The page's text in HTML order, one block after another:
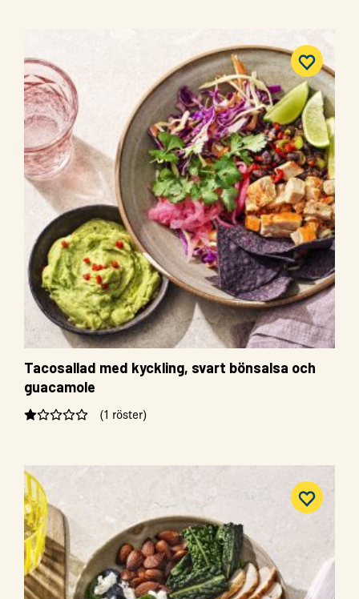
Tacosallad med kyckling, svart bönsalsa och
guacamole
(1 röster)